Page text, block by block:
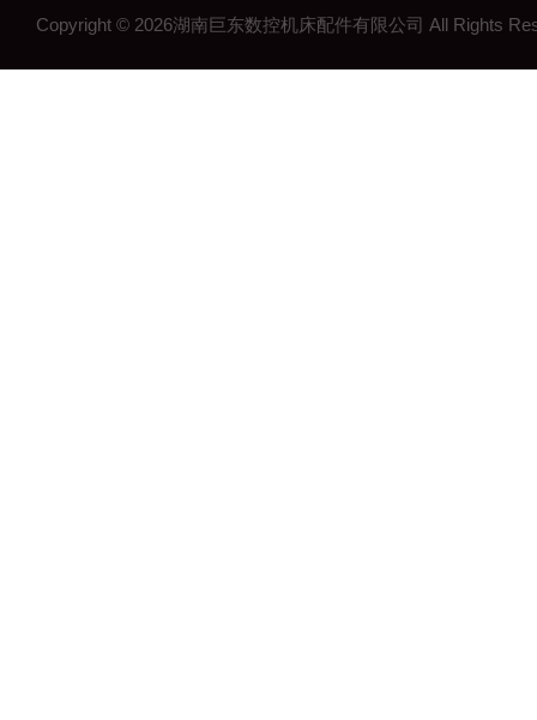
Copyright © 2026湖南巨东数控机床配件有限公司 All Rights